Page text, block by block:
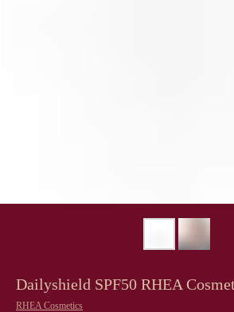
Dailyshield SPF50 RHEA
RHEA Cosmetics